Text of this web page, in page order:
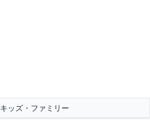
キッズ・ファミリー